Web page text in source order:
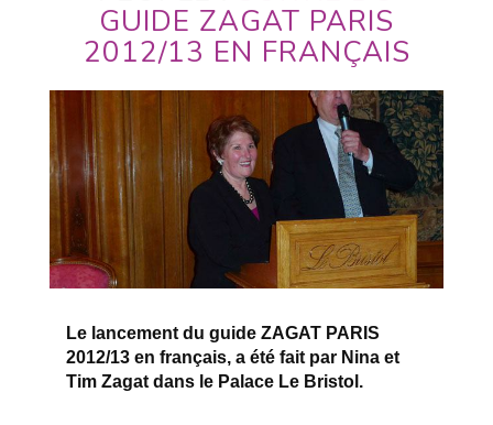
GUIDE ZAGAT PARIS
2012/13 EN FRANÇAIS
Le lancement du guide ZAGAT PARIS
2012/13 en français, a été fait par Nina et
Tim Zagat dans le Palace Le Bristol.